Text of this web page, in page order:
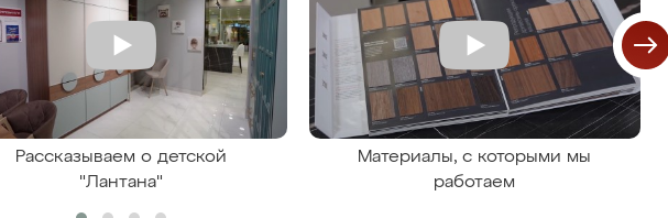
Рассказываем о детской
"Лантана"
Материалы, с которыми мы
работаем